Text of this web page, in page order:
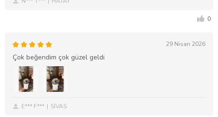
0
29 Nisan 2026
Çok beğendim çok güzel geldi
E*** F*** SİVAS